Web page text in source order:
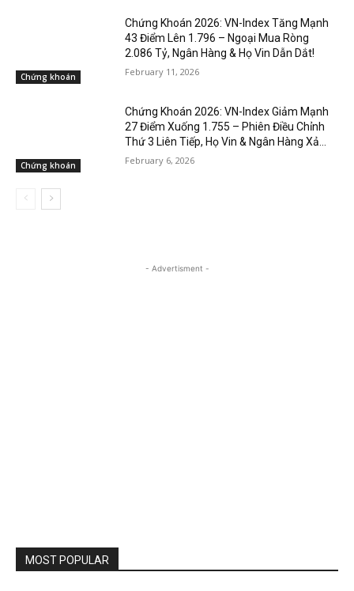
Chứng khoán
Chứng Khoán 2026: VN-Index Tăng Mạnh
43 Điểm Lên 1.796 – Ngoại Mua Ròng
2.086 Tỷ, Ngân Hàng & Họ Vin Dẫn Dắt!
February 11, 2026
Chứng khoán
Chứng Khoán 2026: VN-Index Giảm Mạnh
27 Điểm Xuống 1.755 – Phiên Điều Chỉnh
Thứ 3 Liên Tiếp, Họ Vin & Ngân Hàng Xả...
February 6, 2026
- Advertisment -
MOST POPULAR